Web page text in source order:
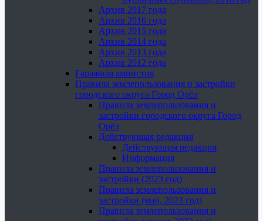
Архив 2017 года
Архив 2016 года
Архив 2015 года
Архив 2014 года
Архив 2013 года
Архив 2012 года
Гаражная амнистия
Правила землепользования и застройки
городского округа Город Орёл
Правила землепользования и
застройки городского округа Город
Орёл
Действующая редакция
Действующая редакция
Информация
Правила землепользования и
застройки (2023 год)
Правила землепользования и
застройки (май, 2023 год)
Правила землепользования и